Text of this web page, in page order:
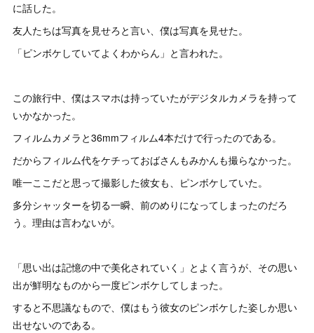
に話した。
友人たちは写真を見せろと言い、僕は写真を見せた。
「ピンボケしていてよくわからん」と言われた。
この旅行中、僕はスマホは持っていたがデジタルカメラを持って
いかなかった。
フィルムカメラと36mmフィルム4本だけで行ったのである。
だからフィルム代をケチっておばさんもみかんも撮らなかった。
唯一ここだと思って撮影した彼女も、ピンボケしていた。
多分シャッターを切る一瞬、前のめりになってしまったのだろ
う。理由は言わないが。
「思い出は記憶の中で美化されていく」とよく言うが、その思い
出が鮮明なものから一度ピンボケしてしまった。
すると不思議なもので、僕はもう彼女のピンボケした姿しか思い
出せないのである。